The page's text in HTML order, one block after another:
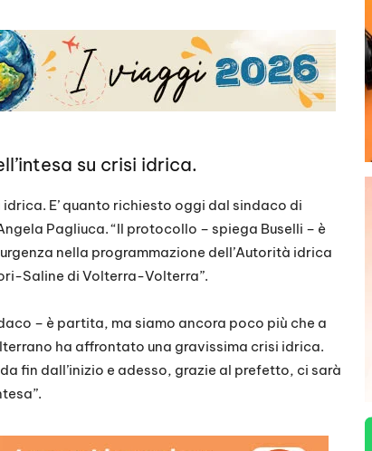
su crisi idrica.
E’ quanto richiesto oggi dal sindaco di
Pagliuca. “Il protocollo – spiega Buselli – è
nella programmazione dell’Autorità idrica
Saline di Volterra-Volterra”.
– è partita, ma siamo ancora poco più che a
ha affrontato una gravissima crisi idrica.
fin dall’inizio e adesso, grazie al prefetto, ci sarà